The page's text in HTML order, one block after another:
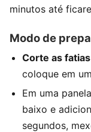
minutos até
Modo de
Corte as fatias
coloque em
Em uma
baixo e
segundos,